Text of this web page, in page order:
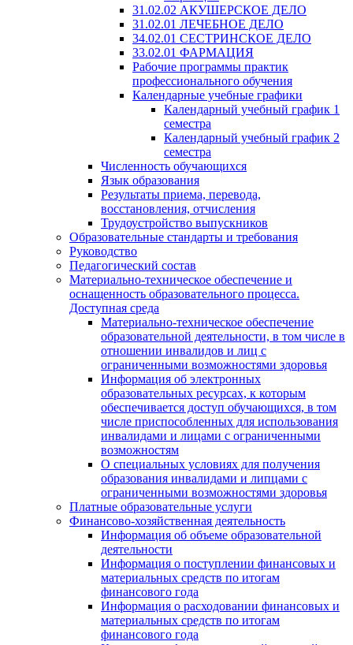
31.02.02 АКУШЕРСКОЕ ДЕЛО
31.02.01 ЛЕЧЕБНОЕ ДЕЛО
34.02.01 СЕСТРИНСКОЕ ДЕЛО
33.02.01 ФАРМАЦИЯ
Рабочие программы практик
профессионального обучения
Календарные учебные графики
Календарный учебный график 1
семестра
Календарный учебный график 2
семестра
Численность обучающихся
Язык образования
Результаты приема, перевода,
восстановления, отчисления
Трудоустройство выпускников
Образовательные стандарты и требования
Руководство
Педагогический состав
Материально-техническое обеспечение и
оснащенность образовательного процесса.
Доступная среда
Материально-техническое обеспечение
образовательной деятельности, в том числе в
отношении инвалидов и лиц с
ограниченными возможностями здоровья
Информация об электронных
образовательных ресурсах, к которым
обеспечивается доступ обучающихся, в том
числе приспособленных для использования
инвалидами и лицами с ограниченными
возможностям
О специальных условиях для получения
образования инвалидами и липцами с
ограниченными возможностями здоровья
Платные образовательные услуги
Финансово-хозяйственная деятельность
Информация об объеме образовательной
деятельности
Информация о поступлении финансовых и
материальных средств по итогам
финансового года
Информация о расходовании финансовых и
материальных средств по итогам
финансового года